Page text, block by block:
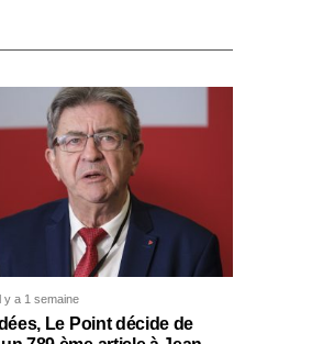
Il y a 1 semaine
Le Point décide de